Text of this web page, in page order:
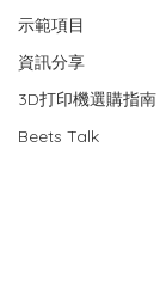
示範項目
資訊分享
3D打印機選購指南
Beets Talk